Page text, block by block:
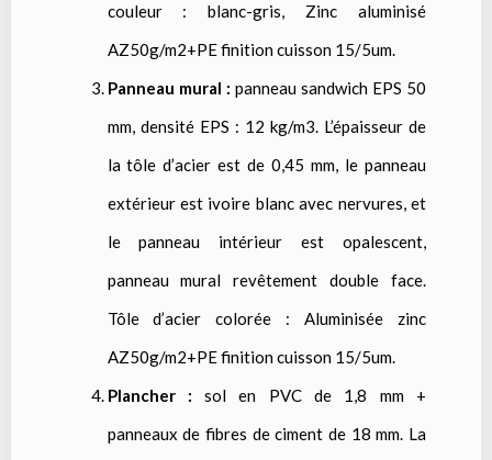
couleur : blanc-gris, Zinc aluminisé
AZ50g/m2+PE finition cuisson 15/5um.
Panneau mural : panneau sandwich EPS 50
mm, densité EPS : 12 kg/m3. L’épaisseur de
la tôle d’acier est de 0,45 mm, le panneau
extérieur est ivoire blanc avec nervures, et
le panneau intérieur est opalescent,
panneau mural revêtement double face.
Tôle d’acier colorée : Aluminisée zinc
AZ50g/m2+PE finition cuisson 15/5um.
Plancher : sol en PVC de 1,8 mm +
panneaux de fibres de ciment de 18 mm. La